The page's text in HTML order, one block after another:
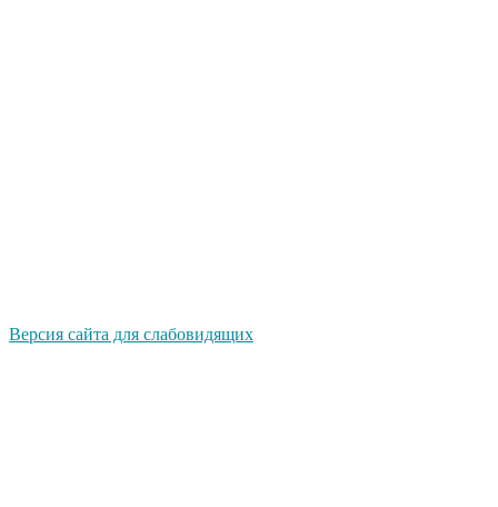
Версия сайта для слабовидящих